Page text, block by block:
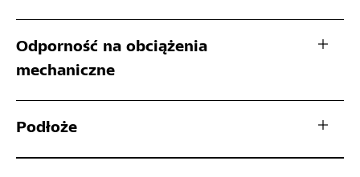
Odporność na obciążenia
mechaniczne
Podłoże